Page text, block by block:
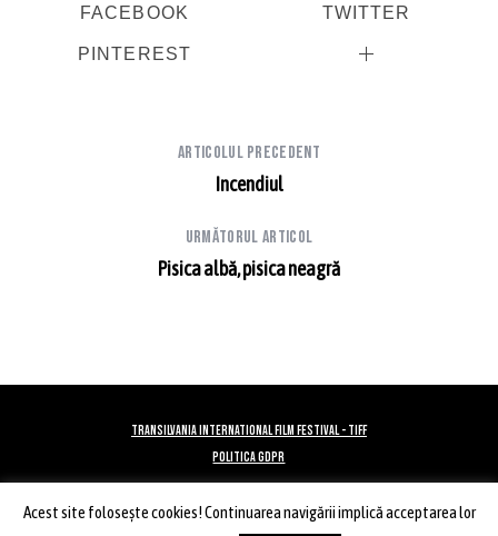
FACEBOOK TWITTER
PINTEREST
Articolul precedent
Incendiul
Următorul articol
Pisica albă, pisica neagră
TRANSILVANIA INTERNATIONAL FILM FESTIVAL - TIFF
POLITICA GDPR
Acest site foloseşte cookies! Continuarea navigării implică acceptarea lor